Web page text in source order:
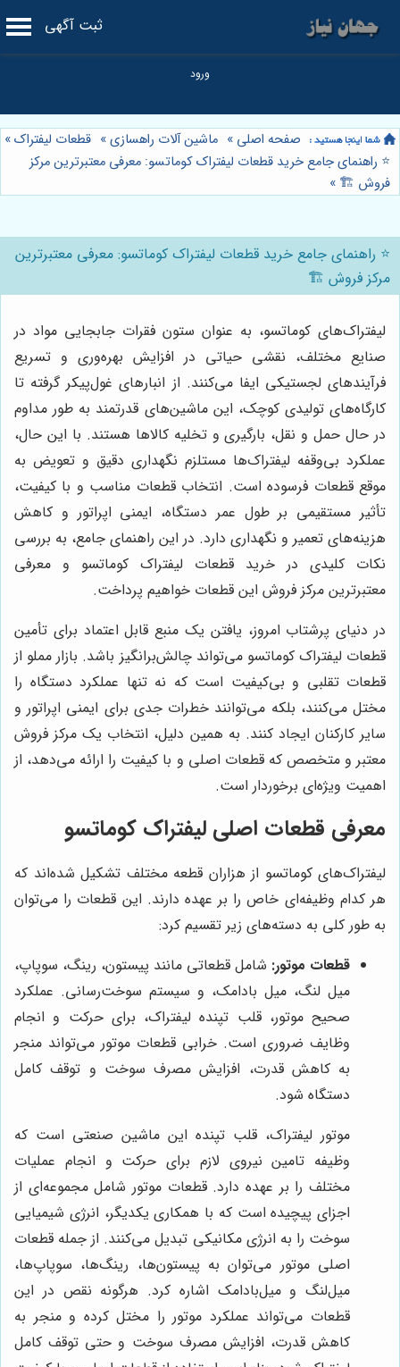
ثبت آگهی
صفحه اصلی » ماشین آلات راهسازی» قطعات لیفتراک»
⭐️ راهنمای جامع خرید قطعات لیفتراک کوماتسو: معرفی معتبرترین مرکز
فروش 🏗️ »
⭐️ راهنمای جامع خرید قطعات لیفتراک کوماتسو: معرفی معتبرترین
مرکز فروش 🏗️
لیفتراک‌های کوماتسو، به عنوان ستون فقرات جابجایی مواد در
صنایع مختلف، نقشی حیاتی در افزایش بهره‌وری و تسریع
فرآیندهای لجستیکی ایفا می‌کنند. از انبارهای غول‌پیکر گرفته تا
کارگاه‌های تولیدی کوچک، این ماشین‌های قدرتمند به طور مداوم
در حال حمل و نقل، بارگیری و تخلیه کالاها هستند. با این حال،
عملکرد بی‌وقفه لیفتراک‌ها مستلزم نگهداری دقیق و تعویض به
موقع قطعات فرسوده است. انتخاب قطعات مناسب و با کیفیت،
تأثیر مستقیمی بر طول عمر دستگاه، ایمنی اپراتور و کاهش
هزینه‌های تعمیر و نگهداری دارد. در این راهنمای جامع، به بررسی
نکات کلیدی در خرید قطعات لیفتراک کوماتسو و معرفی
معتبرترین مرکز فروش این قطعات خواهیم پرداخت.
در دنیای پرشتاب امروز، یافتن یک منبع قابل اعتماد برای تأمین
قطعات لیفتراک کوماتسو می‌تواند چالش‌برانگیز باشد. بازار مملو از
قطعات تقلبی و بی‌کیفیت است که نه تنها عملکرد دستگاه را
مختل می‌کنند، بلکه می‌توانند خطرات جدی برای ایمنی اپراتور و
سایر کارکنان ایجاد کنند. به همین دلیل، انتخاب یک مرکز فروش
معتبر و متخصص که قطعات اصلی و با کیفیت را ارائه می‌دهد، از
اهمیت ویژه‌ای برخوردار است.
معرفی قطعات اصلی لیفتراک کوماتسو
لیفتراک‌های کوماتسو از هزاران قطعه مختلف تشکیل شده‌اند که
هر کدام وظیفه‌ای خاص را بر عهده دارند. این قطعات را می‌توان
به طور کلی به دسته‌های زیر تقسیم کرد:
قطعات موتور: شامل قطعاتی مانند پیستون، رینگ، سوپاپ،
میل لنگ، میل بادامک، و سیستم سوخت‌رسانی. عملکرد
صحیح موتور، قلب تپنده لیفتراک، برای حرکت و انجام
وظایف ضروری است. خرابی قطعات موتور می‌تواند منجر
به کاهش قدرت، افزایش مصرف سوخت و توقف کامل
دستگاه شود.
موتور لیفتراک، قلب تپنده این ماشین صنعتی است که
وظیفه تامین نیروی لازم برای حرکت و انجام عملیات
مختلف را بر عهده دارد. قطعات موتور شامل مجموعه‌ای از
اجزای پیچیده است که با همکاری یکدیگر، انرژی شیمیایی
سوخت را به انرژی مکانیکی تبدیل می‌کنند. از جمله قطعات
اصلی موتور می‌توان به پیستون‌ها، رینگ‌ها، سوپاپ‌ها،
میل‌لنگ و میل‌بادامک اشاره کرد. هرگونه نقص در این
قطعات می‌تواند عملکرد موتور را مختل کرده و منجر به
کاهش قدرت، افزایش مصرف سوخت و حتی توقف کامل